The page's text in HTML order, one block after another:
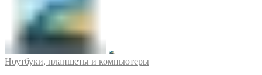
Ноутбуки, планшеты и компьютеры